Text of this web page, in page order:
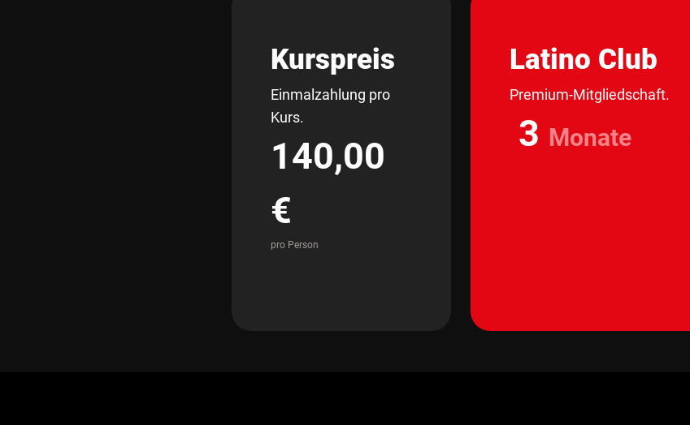
Kurspreis
Einmalzahlung pro
Kurs.
140,00
€
pro Person
Latino Club
Premium-Mitgliedschaft.
3 Monate